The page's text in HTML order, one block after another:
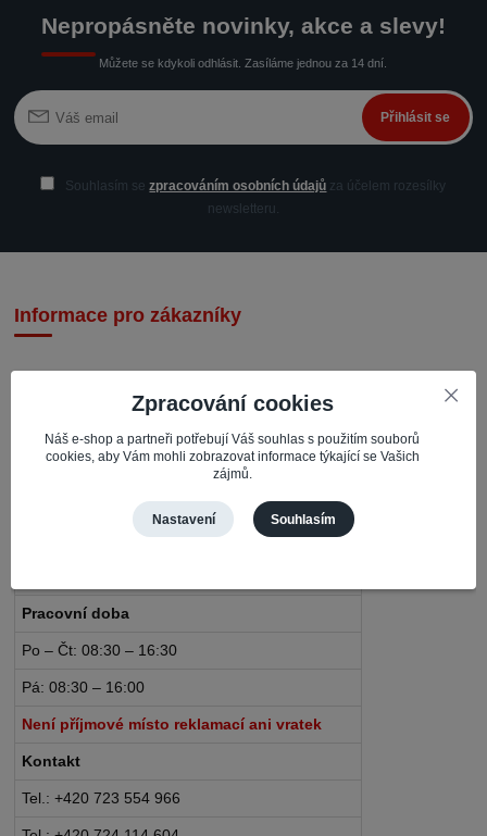
Nepropásněte novinky, akce a slevy!
Můžete se kdykoli odhlásit. Zasíláme jednou za 14 dní.
Přihlásit se
Souhlasím sezpracováním osobních údajů za účelem rozesílky
newsletteru.
Informace pro zákazníky
IMPACTO – Ingrid Kaczorová
735 81 Bohumín – Nový Bohumín
Pracovní doba
Po – Čt: 08:30 – 16:30
Pá: 08:30 – 16:00
Není příjmové místo reklamací ani vratek
Kontakt
Tel.: +420 723 554 966
Zpracování cookies
Náš e-shop a partneři potřebují Váš souhlas s použitím souborů
cookies, aby Vám mohli zobrazovat informace týkající se Vašich
zájmů.
Nastavení Souhlasím